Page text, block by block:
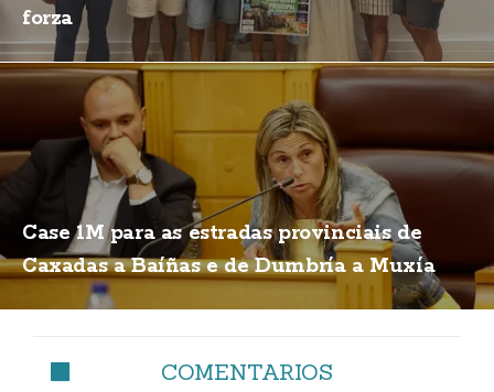
forza
Case 1M para as estradas provinciais de
Caxadas a Baíñas e de Dumbría a Muxía
COMENTARIOS